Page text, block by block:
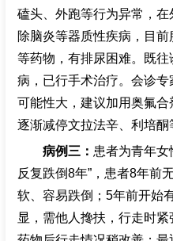
磕头、外跑等行为异常，
除脑炎等器质性疾病，目
等药物，有排尿困难。既
病，已行手术治疗。会诊
可能性大，建议加用奥氟合
逐渐减停文拉法辛、利培酮
病例三： 患者为青年女
反复跌倒8年”，患者8年前
软、容易跌倒；5年前开始
显，需他人搀扶，行走时